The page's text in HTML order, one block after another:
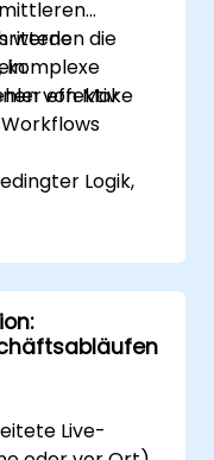
komplexe
effektiv
werden die
von Make
Logik,
zu
und bei
wird.
Live-